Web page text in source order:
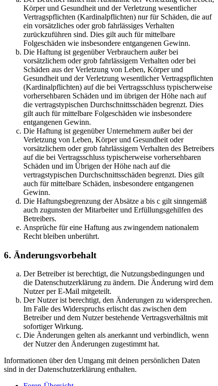
Körper und Gesundheit und der Verletzung wesentlicher
Vertragspflichten (Kardinalpflichten) nur für Schäden, die auf
ein vorsätzliches oder grob fahrlässiges Verhalten
zurückzuführen sind. Dies gilt auch für mittelbare
Folgeschäden wie insbesondere entgangenen Gewinn.
Die Haftung ist gegenüber Verbrauchern außer bei
vorsätzlichem oder grob fahrlässigem Verhalten oder bei
Schäden aus der Verletzung von Leben, Körper und
Gesundheit und der Verletzung wesentlicher Vertragspflichten
(Kardinalpflichten) auf die bei Vertragsschluss typischerweise
vorhersehbaren Schäden und im übrigen der Höhe nach auf
die vertragstypischen Durchschnittsschäden begrenzt. Dies
gilt auch für mittelbare Folgeschäden wie insbesondere
entgangenen Gewinn.
Die Haftung ist gegenüber Unternehmern außer bei der
Verletzung von Leben, Körper und Gesundheit oder
vorsätzlichem oder grob fahrlässigem Verhalten des Betreibers
auf die bei Vertragsschluss typischerweise vorhersehbaren
Schäden und im Übrigen der Höhe nach auf die
vertragstypischen Durchschnittsschäden begrenzt. Dies gilt
auch für mittelbare Schäden, insbesondere entgangenen
Gewinn.
Die Haftungsbegrenzung der Absätze a bis c gilt sinngemäß
auch zugunsten der Mitarbeiter und Erfüllungsgehilfen des
Betreibers.
Ansprüche für eine Haftung aus zwingendem nationalem
Recht bleiben unberührt.
6. Änderungsvorbehalt
Der Betreiber ist berechtigt, die Nutzungsbedingungen und
die Datenschutzerklärung zu ändern. Die Änderung wird dem
Nutzer per E-Mail mitgeteilt.
Der Nutzer ist berechtigt, den Änderungen zu widersprechen.
Im Falle des Widerspruchs erlischt das zwischen dem
Betreiber und dem Nutzer bestehende Vertragsverhältnis mit
sofortiger Wirkung.
Die Änderungen gelten als anerkannt und verbindlich, wenn
der Nutzer den Änderungen zugestimmt hat.
Informationen über den Umgang mit deinen persönlichen Daten
sind in der Datenschutzerklärung enthalten.